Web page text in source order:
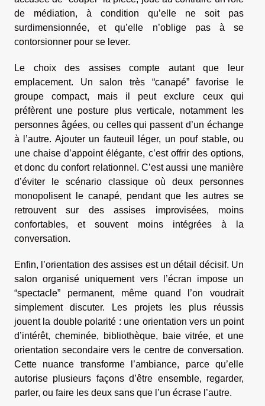
de médiation, à condition qu’elle ne soit pas
surdimensionnée, et qu’elle n’oblige pas à se
contorsionner pour se lever.
Le choix des assises compte autant que leur
emplacement. Un salon très “canapé” favorise le
groupe compact, mais il peut exclure ceux qui
préfèrent une posture plus verticale, notamment les
personnes âgées, ou celles qui passent d’un échange
à l’autre. Ajouter un fauteuil léger, un pouf stable, ou
une chaise d’appoint élégante, c’est offrir des options,
et donc du confort relationnel. C’est aussi une manière
d’éviter le scénario classique où deux personnes
monopolisent le canapé, pendant que les autres se
retrouvent sur des assises improvisées, moins
confortables, et souvent moins intégrées à la
conversation.
Enfin, l’orientation des assises est un détail décisif. Un
salon organisé uniquement vers l’écran impose un
“spectacle” permanent, même quand l’on voudrait
simplement discuter. Les projets les plus réussis
jouent la double polarité : une orientation vers un point
d’intérêt, cheminée, bibliothèque, baie vitrée, et une
orientation secondaire vers le centre de conversation.
Cette nuance transforme l’ambiance, parce qu’elle
autorise plusieurs façons d’être ensemble, regarder,
parler, ou faire les deux sans que l’un écrase l’autre.